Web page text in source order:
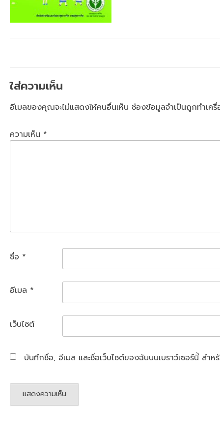
ใส่ความเห็น
อีเมลของคุณจะไม่แสดงให้คนอื่นเห็น ช่องข้อมูลจำเป็นถูกทำเค
ความเห็น *
ชื่อ *
อีเมล *
เว็บไซต์
บันทึกชื่อ, อีเมล และชื่อเว็บไซต์ของฉันบนเบราว์เซอร์นี้ สำ